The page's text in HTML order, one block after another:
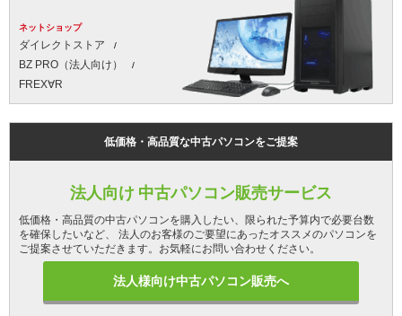
ネットショップ
ダイレクトストア
BZ PRO（法人向け）
FREX∀R
低価格・高品質な中古パソコンをご提案
法人向け 中古パソコン販売サービス
低価格・高品質の中古パソコンを購入したい、限られた予算内で必要台数
を確保したいなど、 法人のお客様のご要望にあったオススメのパソコンを
ご提案させていただきます。お気軽にお問い合わせください。
法人様向け中古パソコン販売へ